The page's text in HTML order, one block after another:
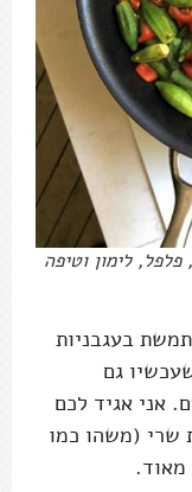
לימון וטיפה
בעגבניות
גם
אני אגיד לכם
שרי (משהו כמו